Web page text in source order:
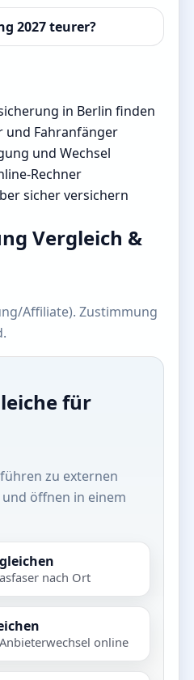
2027 teurer?
in Berlin finden
und Fahranfänger
und Wechsel
Rechner
sicher versichern
Vergleich &
Affiliate). Zustimmung
für
zu externen
öffnen in einem
nach Ort
online